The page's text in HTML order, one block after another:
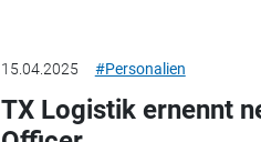
15.04.2025 #Personalien
TX Logistik ernennt